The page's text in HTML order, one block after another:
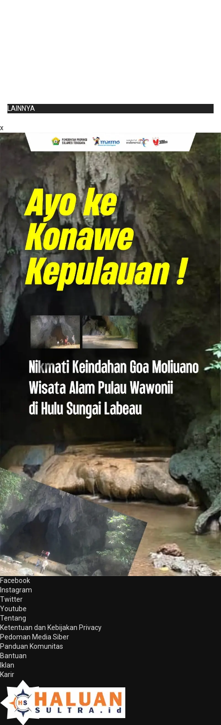
LAINNYA
x
Facebook
Instagram
Twitter
Youtube
Tentang
Ketentuan dan Kebijakan Privacy
Pedoman Media Siber
Panduan Komunitas
Bantuan
Iklan
Karir